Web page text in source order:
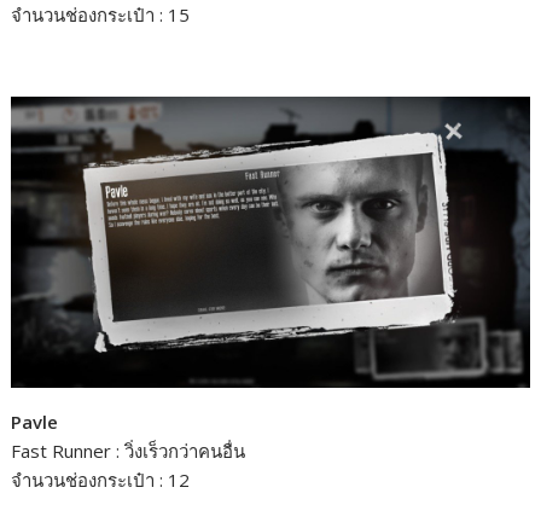
จำนวนช่องกระเป๋า : 15
Pavle
Fast Runner : วิ่งเร็วกว่าคนอื่น
จำนวนช่องกระเป๋า : 12